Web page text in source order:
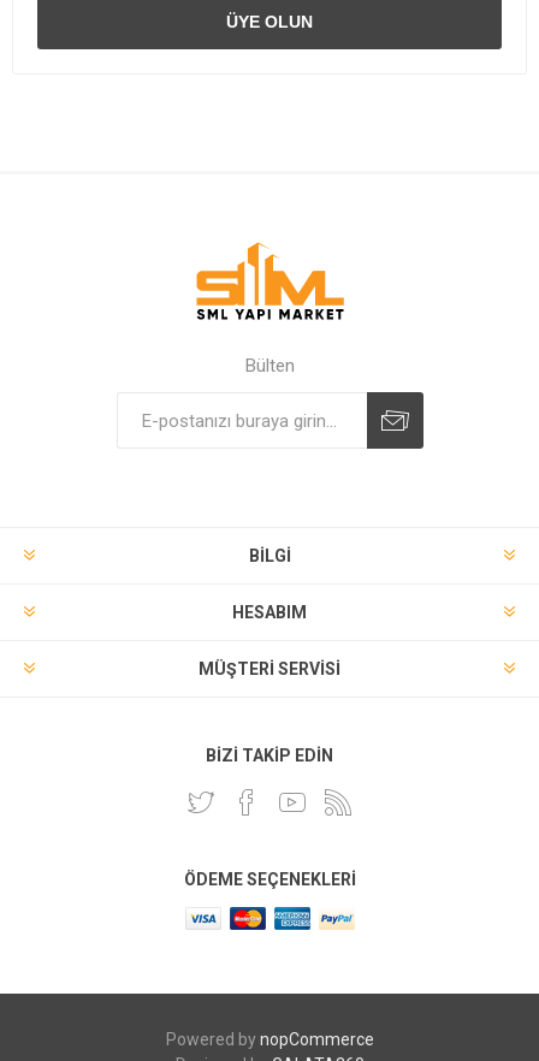
Bülten
BILGI
HESABIM
MÜŞTERI SERVISI
BIZI TAKIP EDIN
ÖDEME SEÇENEKLERI
Powered bynopCommerce